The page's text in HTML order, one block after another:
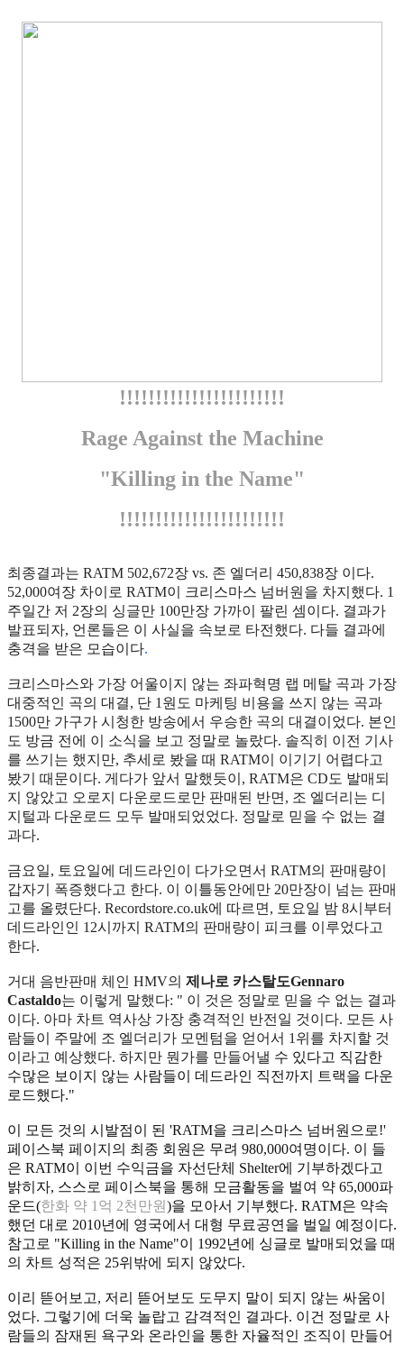
!!!!!!!!!!!!!!!!!!!!!!!
Rage Against the Machine
"Killing in the Name"
!!!!!!!!!!!!!!!!!!!!!!!
최종결과는 RATM 502,672장 vs. 존 엘더리 450,838장 이다.
52,000여장 차이로 RATM이 크리스마스 넘버원을 차지했다. 1
주일간 저 2장의 싱글만 100만장 가까이 팔린 셈이다. 결과가
발표되자, 언론들은 이 사실을 속보로 타전했다. 다들 결과에
충격을 받은 모습이다.
크리스마스와 가장 어울이지 않는 좌파혁명 랩 메탈 곡과 가장
대중적인 곡의 대결, 단 1원도 마케팅 비용을 쓰지 않는 곡과
1500만 가구가 시청한 방송에서 우승한 곡의 대결이었다. 본인
도 방금 전에 이 소식을 보고 정말로 놀랐다. 솔직히 이전 기사
를 쓰기는 했지만, 추세로 봤을 때 RATM이 이기기 어렵다고
봤기 때문이다. 게다가 앞서 말했듯이, RATM은 CD도 발매되
지 않았고 오로지 다운로드로만 판매된 반면, 조 엘더리는 디
지털과 다운로드 모두 발매되었었다. 정말로 믿을 수 없는 결
과다.
금요일, 토요일에 데드라인이 다가오면서 RATM의 판매량이
갑자기 폭증했다고 한다. 이 이틀동안에만 20만장이 넘는 판매
고를 올렸단다. Recordstore.co.uk에 따르면, 토요일 밤 8시부터
데드라인인 12시까지 RATM의 판매량이 피크를 이루었다고
한다.
거대 음반판매 체인 HMV의 제나로 카스탈도Gennaro
Castaldo는 이렇게 말했다: " 이 것은 정말로 믿을 수 없는 결과
이다. 아마 차트 역사상 가장 충격적인 반전일 것이다. 모든 사
람들이 주말에 조 엘더리가 모멘텀을 얻어서 1위를 차지할 것
이라고 예상했다. 하지만 뭔가를 만들어낼 수 있다고 직감한
수많은 보이지 않는 사람들이 데드라인 직전까지 트랙을 다운
로드했다."
이 모든 것의 시발점이 된 'RATM을 크리스마스 넘버원으로!'
페이스북 페이지의 최종 회원은 무려 980,000여명이다. 이 들
은 RATM이 이번 수익금을 자선단체 Shelter에 기부하겠다고
밝히자, 스스로 페이스북을 통해 모금활동을 벌여 약 65,000파
운드(한화 약 1억 2천만원)을 모아서 기부했다. RATM은 약속
했던 대로 2010년에 영국에서 대형 무료공연을 벌일 예정이다.
참고로 "Killing in the Name"이 1992년에 싱글로 발매되었을 때
의 차트 성적은 25위밖에 되지 않았다.
이리 뜯어보고, 저리 뜯어보도 도무지 말이 되지 않는 싸움이
었다. 그렇기에 더욱 놀랍고 감격적인 결과다. 이건 정말로 사
람들의 잠재된 욕구와 온라인을 통한 자율적인 조직이 만들어